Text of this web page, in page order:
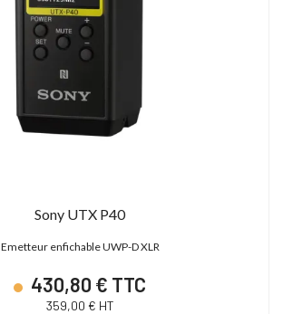
Sony UTX P40
Emetteur enfichable UWP-D XLR
430,80 € TTC
359,00 € HT